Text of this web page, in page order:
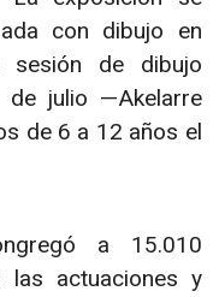
con dibujo en
de dibujo
julio —Akelarre
de 6 a 12 años el
a 15.010
actuaciones y